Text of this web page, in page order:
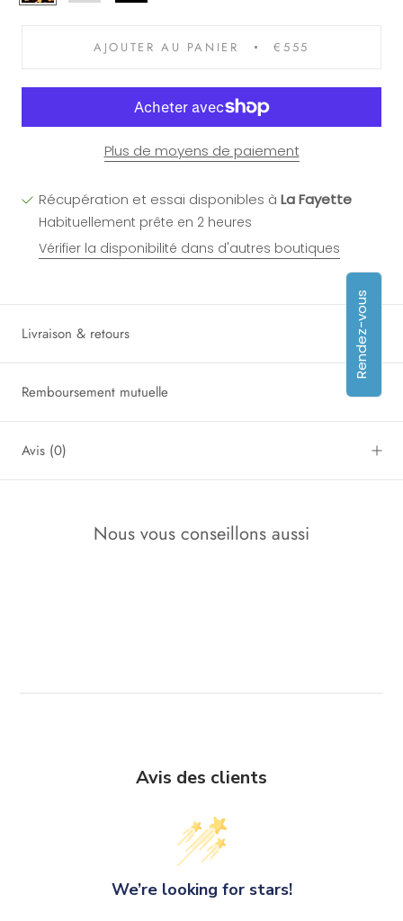
Rendez-vous
AJOUTER AU PANIER €555
Plus de moyens de paiement
Récupération et essai disponibles à La Fayette
Habituellement prête en 2 heures
Vérifier la disponibilité dans d'autres boutiques
Livraison & retours
Remboursement mutuelle
Avis (0)
Nous vous conseillons aussi
Avis des clients
We’re looking for stars!